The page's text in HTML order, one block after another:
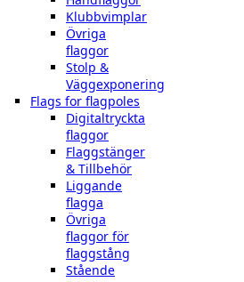
Klubbvimplar
Övriga
flaggor
Stolp &
Väggexponering
Flags for flagpoles
Digitaltryckta
flaggor
Flaggstänger
& Tillbehör
Liggande
flagga
Övriga
flaggor för
flaggstång
Stående